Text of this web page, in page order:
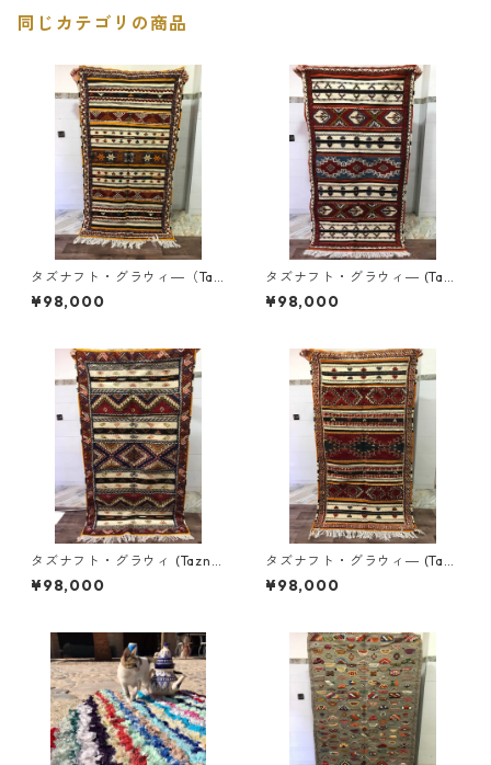
同じカテゴリの商品
タズナフト・グラウィ―（Taz
nagft・glawi) 192x107cm ＜
商品コードTZ-005＞
¥98,000
タズナフト・グラウィ― (Tazn
agft・glawi) 190x108 cm ＜
商品コードTZ-003＞
¥98,000
タズナフト・グラウィ (Tazna
ght/glawi) 198x110 cm ＜商
品コード：TZ-002＞
¥98,000
タズナフト・グラウィ― (Tazn
agft・glawi) 200x111cm ＜
商品コードTZ-001＞
¥98,000